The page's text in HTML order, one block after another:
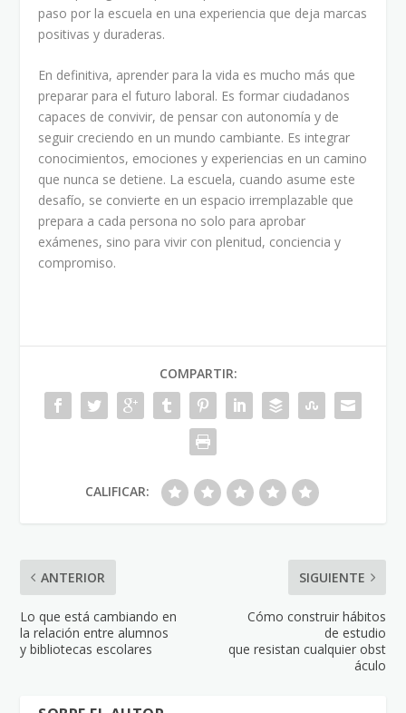
paso por la escuela en una experiencia que deja marcas
positivas y duraderas.
En definitiva, aprender para la vida es mucho más que
preparar para el futuro laboral. Es formar ciudadanos
capaces de convivir, de pensar con autonomía y de
seguir creciendo en un mundo cambiante. Es integrar
conocimientos, emociones y experiencias en un camino
que nunca se detiene. La escuela, cuando asume este
desafío, se convierte en un espacio irremplazable que
prepara a cada persona no solo para aprobar
exámenes, sino para vivir con plenitud, conciencia y
compromiso.
COMPARTIR:
CALIFICAR:
ANTERIOR
Lo que está cambiando en
la relación entre alumnos
y bibliotecas escolares
SIGUIENTE
Cómo construir hábitos
de estudio
que resistan cualquier obst
áculo